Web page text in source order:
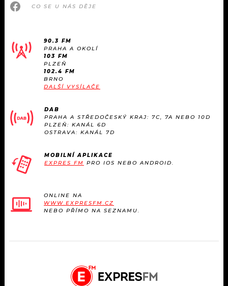
#NEBUDUDOMA
KALENDÁŘ
VIP
TRENDY
KULTURA
OSTATNÍ
APLIKACE
PROGRAM
PLAYLIST
JAK NALADIT
SOUTĚŽE
CO SE U NÁS DĚJE
90.3 FM
PRAHA A OKOLÍ
103 FM
PLZEŇ
102.4 FM
BRNO
DALŠÍ VYSÍLAČE
DAB
PRAHA A STŘEDOČESKÝ KRAJ: 7C, 7A NEBO 10D
PLZEŇ: KANÁL 6D
OSTRAVA: KANÁL 7D
MOBILNÍ APLIKACE
EXPRES FM PRO IOS NEBO ANDROID.
ONLINE NA
WWW.EXPRESFM.CZ
NEBO PŘÍMO NA SEZNAMU.